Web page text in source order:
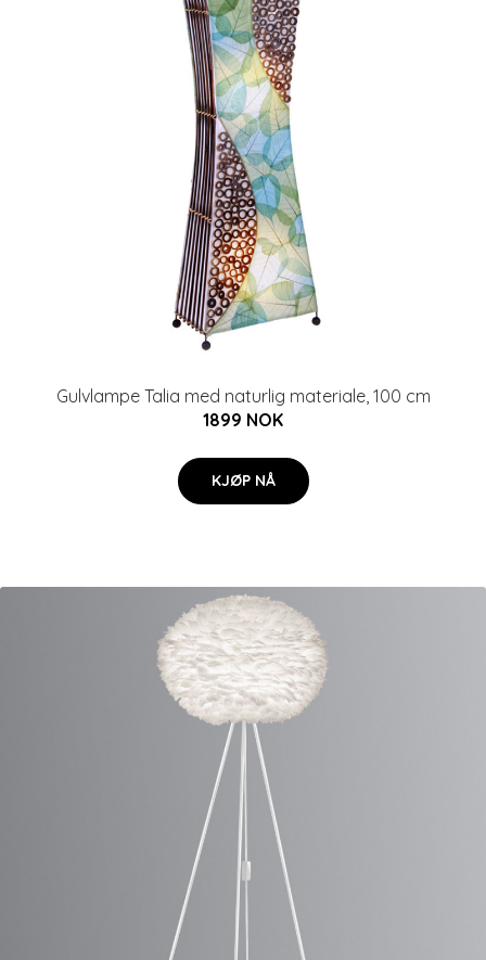
Gulvlampe Talia med naturlig materiale, 100 cm
1899 NOK
KJØP NÅ